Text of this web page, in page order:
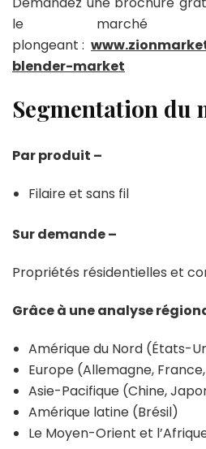
le marché
plongeant :
blender-market
Segmentation du
Par produit –
Filaire et sans fil
Sur demande –
Propriétés résidentielles et
Grâce à une analyse
Amérique du Nord (États-
Europe (Allemagne,
Asie-Pacifique (Chine,
Amérique latine (Brésil)
Le Moyen-Orient et